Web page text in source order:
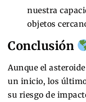
nuestra
objetos
Conclusión
Aunque el
un inicio, los
su riesgo de